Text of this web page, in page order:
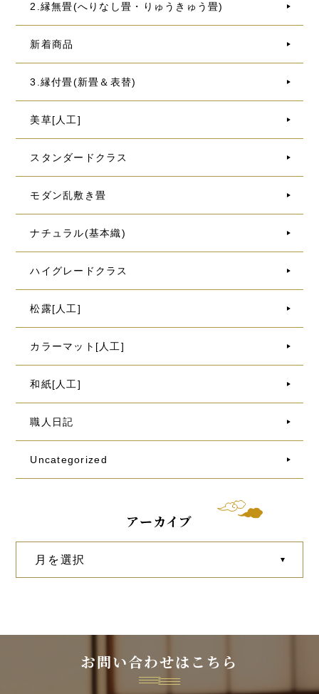
2.縁無畳(へりなし畳・りゅうきゅう畳)
新着商品
3.縁付畳(新畳＆表替)
美草[人工]
スタンダードクラス
モダン乱敷き畳
ナチュラル(基本織)
ハイグレードクラス
松露[人工]
カラーマット[人工]
和紙[人工]
職人日記
Uncategorized
アーカイブ
お問い合わせはこちら